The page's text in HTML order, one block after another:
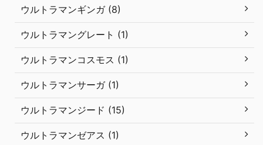
ウルトラマンギンガ (8)
ウルトラマングレート (1)
ウルトラマンコスモス (1)
ウルトラマンサーガ (1)
ウルトラマンジード (15)
ウルトラマンゼアス (1)